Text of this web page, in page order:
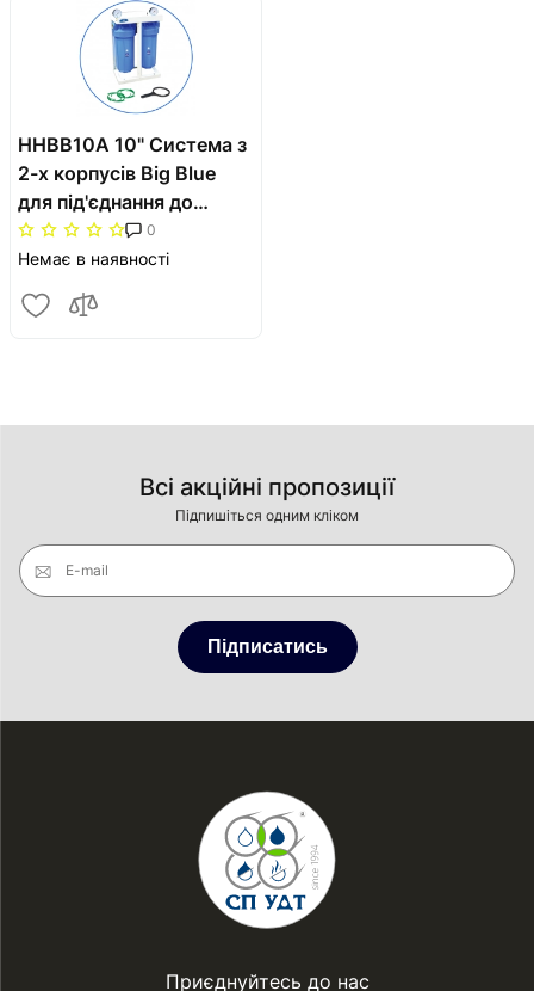
HHBB10A 10" Система з
2-х корпусів Big Blue
для під'єднання до
трубопровіду0
Немає в наявності
Всі акційні пропозиції
Підпишіться одним кліком
E-mail
Підписатись
Приєднуйтесь до нас